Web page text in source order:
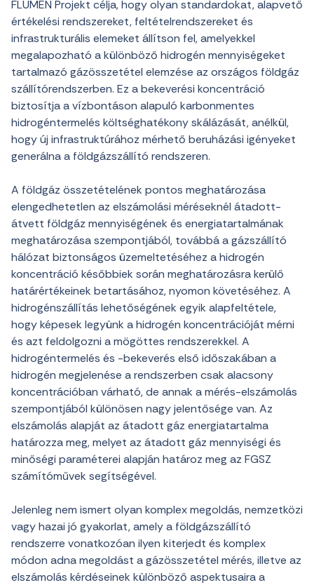
FLUMEN Projekt célja, hogy olyan standardokat, alapvető
értékelési rendszereket, feltételrendszereket és
infrastrukturális elemeket állítson fel, amelyekkel
megalapozható a különböző hidrogén mennyiségeket
tartalmazó gázösszetétel elemzése az országos földgáz
szállítórendszerben. Ez a bekeverési koncentráció
biztosítja a vízbontáson alapuló karbonmentes
hidrogéntermelés költséghatékony skálázását, anélkül,
hogy új infrastruktúrához mérhető beruházási igényeket
generálna a földgázszállító rendszeren.
A földgáz összetételének pontos meghatározása
elengedhetetlen az elszámolási méréseknél átadott-
átvett földgáz mennyiségének és energiatartalmának
meghatározása szempontjából, továbbá a gázszállító
hálózat biztonságos üzemeltetéséhez a hidrogén
koncentráció későbbiek során meghatározásra kerülő
határértékeinek betartásához, nyomon követéséhez. A
hidrogénszállítás lehetőségének egyik alapfeltétele,
hogy képesek legyünk a hidrogén koncentrációját mérni
és azt feldolgozni a mögöttes rendszerekkel. A
hidrogéntermelés és -bekeverés első időszakában a
hidrogén megjelenése a rendszerben csak alacsony
koncentrációban várható, de annak a mérés-elszámolás
szempontjából különösen nagy jelentősége van. Az
elszámolás alapját az átadott gáz energiatartalma
határozza meg, melyet az átadott gáz mennyiségi és
minőségi paraméterei alapján határoz meg az FGSZ
számítóművek segítségével.
Jelenleg nem ismert olyan komplex megoldás, nemzetközi
vagy hazai jó gyakorlat, amely a földgázszállító
rendszerre vonatkozóan ilyen kiterjedt és komplex
módon adna megoldást a gázösszetétel mérés, illetve az
elszámolás kérdéseinek különböző aspektusaira a